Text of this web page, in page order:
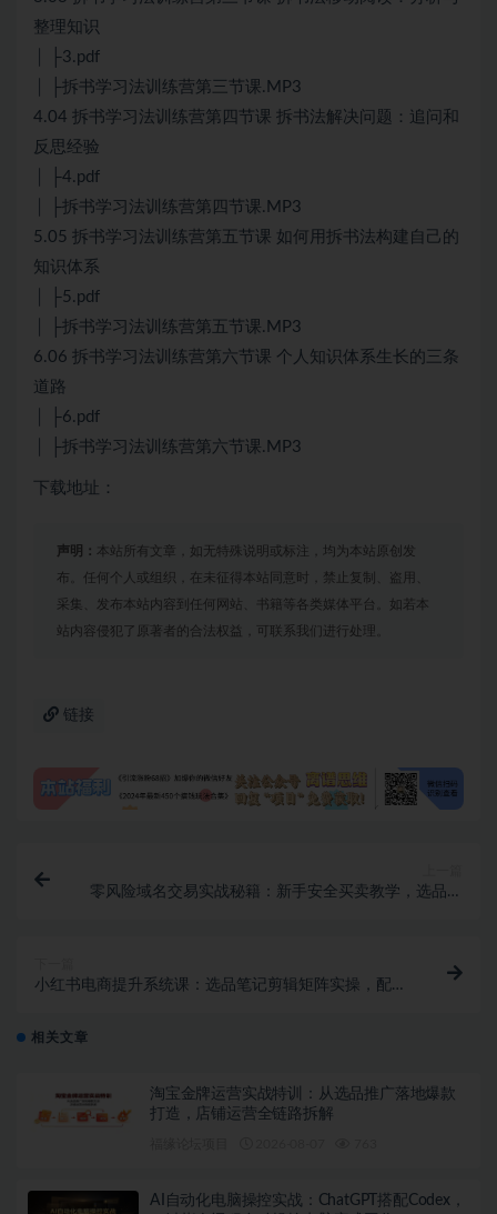
整理知识
│ ├3.pdf
│ ├拆书学习法训练营第三节课.MP3
4.04 拆书学习法训练营第四节课 拆书法解决问题：追问和
反思经验
│ ├4.pdf
│ ├拆书学习法训练营第四节课.MP3
5.05 拆书学习法训练营第五节课 如何用拆书法构建自己的
知识体系
│ ├5.pdf
│ ├拆书学习法训练营第五节课.MP3
6.06 拆书学习法训练营第六节课 个人知识体系生长的三条
道路
│ ├6.pdf
│ ├拆书学习法训练营第六节课.MP3
下载地址：
声明： 本站所有文章，如无特殊说明或标注，均为本站原创发
布。任何个人或组织，在未征得本站同意时，禁止复制、盗用、
采集、发布本站内容到任何网站、书籍等各类媒体平台。如若本
站内容侵犯了原著者的合法权益，可联系我们进行处理。
链接
零风险域名交易实战秘籍：新手安全买卖教学，选品定
小红书电商提升系统课：选品笔记剪辑矩阵实操，配套
相关文章
淘宝金牌运营实战特训：从选品推广落地爆款
打造，店铺运营全链路拆解
AI自动化电脑操控实战：ChatGPT搭配Codex，